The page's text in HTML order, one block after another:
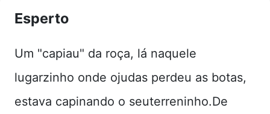
Esperto
Um "capiau" da roça, lá naquele
lugarzinho onde ojudas perdeu as botas,
estava capinando o seuterreninho.De